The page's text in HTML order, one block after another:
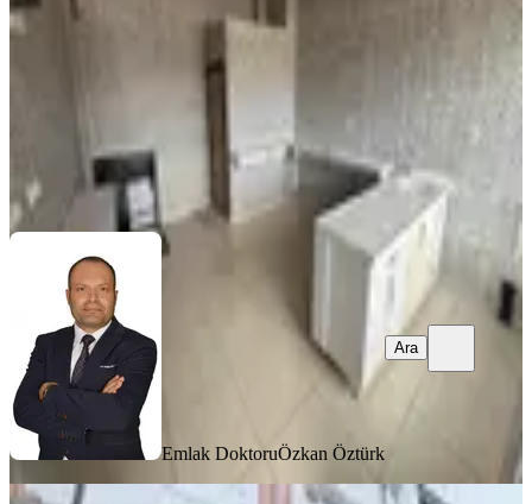
Emlak DoktoruÖzkan Öztürk
Ara
Emlak DoktoruÖzkan Öztürk
Ara